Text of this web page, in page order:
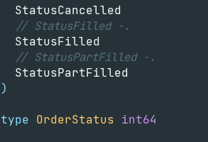
	StatusCancelled
// StatusFilled -.
	StatusFilled
// StatusPartFilled -.
	StatusPartFilled
)
type OrderStatus int64